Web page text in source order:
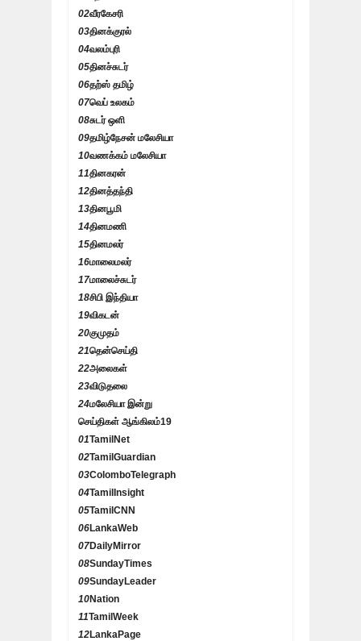
02வீரகேசரி
03தினக்குரல்
04வலம்புரி
05தினச்சுடர்
06தற்ஸ் தமிழ்
07வெப் உலகம்
08சுடர் ஒளி
09தமிழ்நேசன் மலேசியா
10வணக்கம் மலேசியா
11தினகரன்
12தினத்தந்தி
13தினபூமி
14தினமணி
15தினமலர்
16மாலைமலர்
17மாலைச்சுடர்
18சிபி இந்தியா
19விகடன்
20குமுதம்
21தென்செய்தி
22அலைகள்
23விடுதலை
24மலேசியா இன்று
செய்திகள் ஆங்கிலம்19
01TamilNet
02TamilGuardian
03ColomboTelegraph
04TamilInsight
05TamilCNN
06LankaWeb
07DailyMirror
08SundayTimes
09SundayLeader
10Nation
11TamilWeek
12LankaPage